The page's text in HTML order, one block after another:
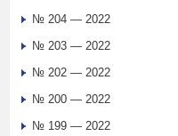
№ 204 — 2022
№ 203 — 2022
№ 202 — 2022
№ 200 — 2022
№ 199 — 2022